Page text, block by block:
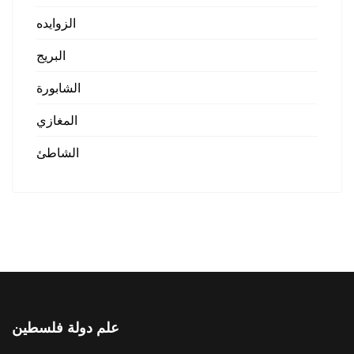
الزوايده
البريج
الشابورة
المغازي
الشاطئ
علم دولة فلسطين